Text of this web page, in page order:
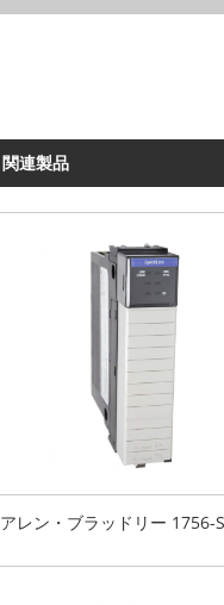
関連製品
アレン・ブラッドリー 1756-